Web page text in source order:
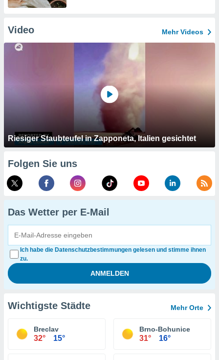
Video Mehr Videos
Riesiger Staubteufel in Zapponeta, Italien gesichtet
Folgen Sie uns
Das Wetter per E-Mail
Ich habe die Datenschutzbestimmungen gelesen und stimme ihnen
zu.
Wichtigste Städte Mehr Orte
Breclav
32° 15°
Brno-Bohunice
31° 16°